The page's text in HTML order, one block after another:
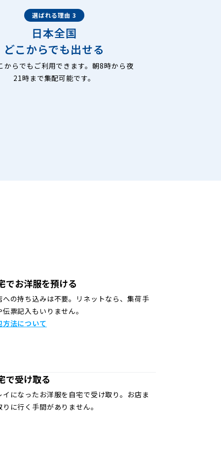
選ばれる理由 3
日本全国
どこからでも出せる
からでもご利用できます。朝8時から夜
21時まで集配可能です。
でお洋服を預ける
への持ち込みは不要。リネットなら、集荷手
伝票記入もいりません。
方法について
で受け取る
イになったお洋服を自宅で受け取り。お店ま
りに行く手間がありません。